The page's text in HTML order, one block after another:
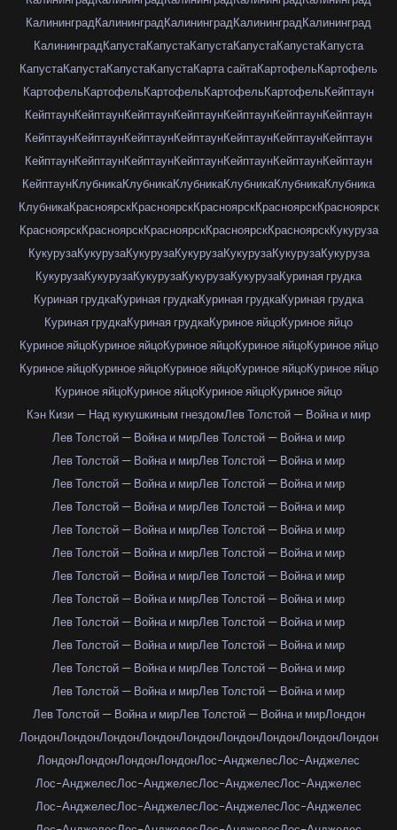
КалининградКалининградКалининградКалининградКалининград
КалининградКапустаКапустаКапустаКапустаКапустаКапуста
КапустаКапустаКапустаКапустаКарта сайтаКартофельКартофель
КартофельКартофельКартофельКартофельКартофельКейптаун
КейптаунКейптаунКейптаунКейптаунКейптаунКейптаунКейптаун
КейптаунКейптаунКейптаунКейптаунКейптаунКейптаунКейптаун
КейптаунКейптаунКейптаунКейптаунКейптаунКейптаунКейптаун
КейптаунКлубникаКлубникаКлубникаКлубникаКлубникаКлубника
КлубникаКрасноярскКрасноярскКрасноярскКрасноярскКрасноярск
КрасноярскКрасноярскКрасноярскКрасноярскКрасноярскКукуруза
КукурузаКукурузаКукурузаКукурузаКукурузаКукурузаКукуруза
КукурузаКукурузаКукурузаКукурузаКукурузаКуриная грудка
Куриная грудкаКуриная грудкаКуриная грудкаКуриная грудка
Куриная грудкаКуриная грудкаКуриное яйцоКуриное яйцо
Куриное яйцоКуриное яйцоКуриное яйцоКуриное яйцоКуриное яйцо
Куриное яйцоКуриное яйцоКуриное яйцоКуриное яйцоКуриное яйцо
Куриное яйцоКуриное яйцоКуриное яйцоКуриное яйцо
Кэн Кизи — Над кукушкиным гнездомЛев Толстой — Война и мир
Лев Толстой — Война и мирЛев Толстой — Война и мир
Лев Толстой — Война и мирЛев Толстой — Война и мир
Лев Толстой — Война и мирЛев Толстой — Война и мир
Лев Толстой — Война и мирЛев Толстой — Война и мир
Лев Толстой — Война и мирЛев Толстой — Война и мир
Лев Толстой — Война и мирЛев Толстой — Война и мир
Лев Толстой — Война и мирЛев Толстой — Война и мир
Лев Толстой — Война и мирЛев Толстой — Война и мир
Лев Толстой — Война и мирЛев Толстой — Война и мир
Лев Толстой — Война и мирЛев Толстой — Война и мир
Лев Толстой — Война и мирЛев Толстой — Война и мир
Лев Толстой — Война и мирЛев Толстой — Война и мир
Лев Толстой — Война и мирЛев Толстой — Война и мирЛондон
ЛондонЛондонЛондонЛондонЛондонЛондонЛондонЛондонЛондон
ЛондонЛондонЛондонЛондонЛос-АнджелесЛос-Анджелес
Лос-АнджелесЛос-АнджелесЛос-АнджелесЛос-Анджелес
Лос-АнджелесЛос-АнджелесЛос-АнджелесЛос-Анджелес